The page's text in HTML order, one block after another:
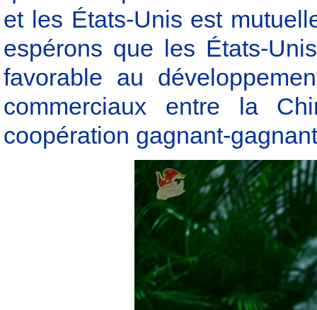
et les États-Unis est
espérons que les États-
favorable au
commerciaux entre la
coopération gagnant-